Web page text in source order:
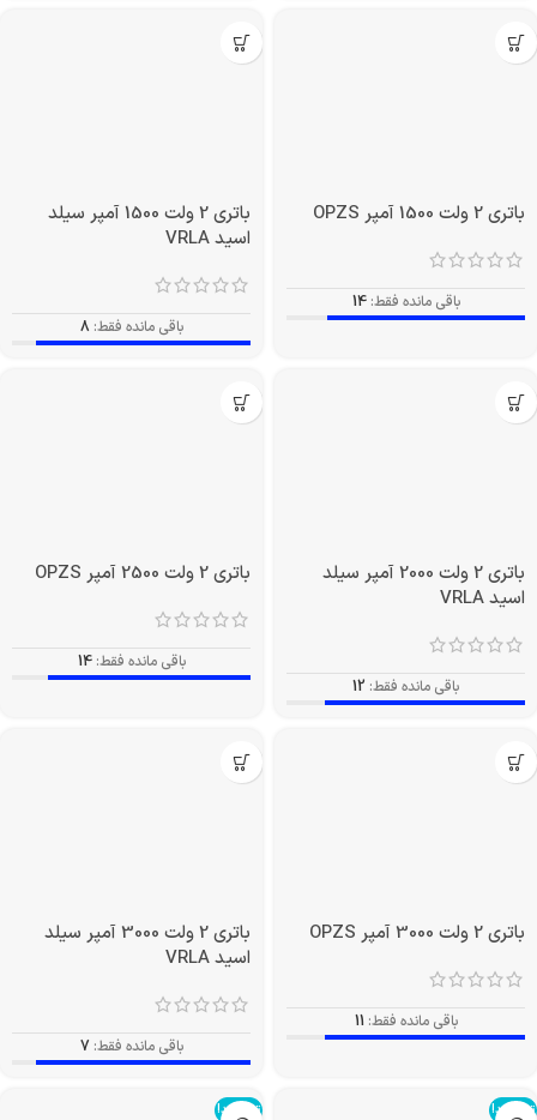
باتری 2 ولت 1500 آمپر OPZS
باقی مانده فقط: 14
باتری 2 ولت 1500 آمپر سیلد
اسید VRLA
باقی مانده فقط: 8
باتری 2 ولت 2000 آمپر سیلد
اسید VRLA
باقی مانده فقط: 12
باتری 2 ولت 2500 آمپر OPZS
باقی مانده فقط: 14
باتری 2 ولت 3000 آمپر OPZS
باقی مانده فقط: 11
باتری 2 ولت 3000 آمپر سیلد
اسید VRLA
باقی مانده فقط: 7
تمام شد! تمام شد!